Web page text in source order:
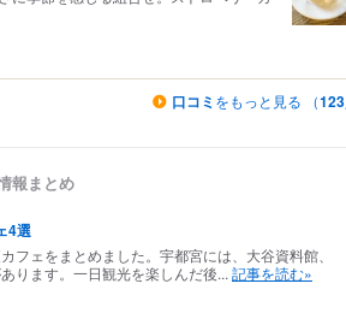
口コミ をもっと見る （123
報まとめ
4選
ェをまとめました。宇都宮には、大谷資料館、
ります。一日観光を楽しんだ後... 記事を読む»